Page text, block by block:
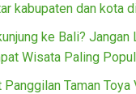
kabupaten dan kota
ke Bali? Jangan
Wisata Paling
Panggilan Taman